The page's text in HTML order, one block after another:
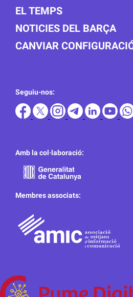
EL TEMPS
NOTICIES DEL BARÇA
CANVIAR
Seguiu-nos:
Amb la col·laboració:
Membres associats: